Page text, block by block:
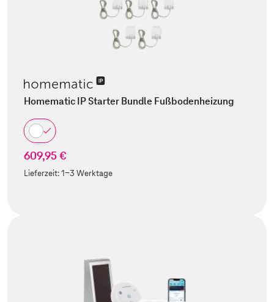
Homematic IP Starter Bundle Fußbodenheizung
609,95 €
Lieferzeit:1-3 Werktage